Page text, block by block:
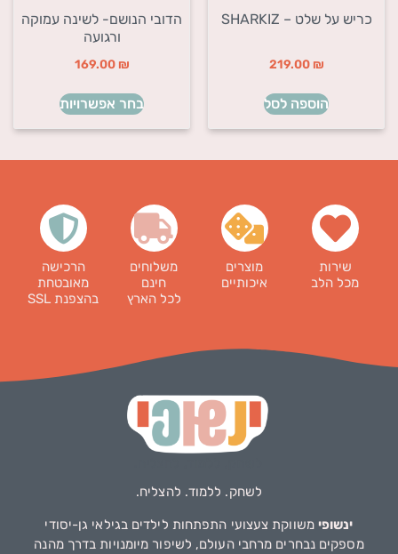
כריש על שלט – SHARKIZ
219.00 ₪
הוספה לסל
הדובי הנושם- לשינה עמוקה
ורגועה
169.00 ₪
בחר אפשרויות
שירות
מכל הלב
מוצרים
איכותיים
משלוחים
חינם
לכל הארץ
הרכישה
מאובטחת
בהצפנת SSL
לשחק. ללמוד. להצליח.
ינשופי משווקת צעצועי התפתחות לילדים בגילאי גן-יסודי
מספקים נבחרים מרחבי העולם, לשיפור מיומנויות בדרך מהנה